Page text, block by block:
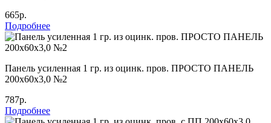
665р.
Подробнее
Панель усиленная 1 гр. из оцинк. пров. ПРОСТО ПАНЕЛЬ
200х60х3,0 №2
787р.
Подробнее